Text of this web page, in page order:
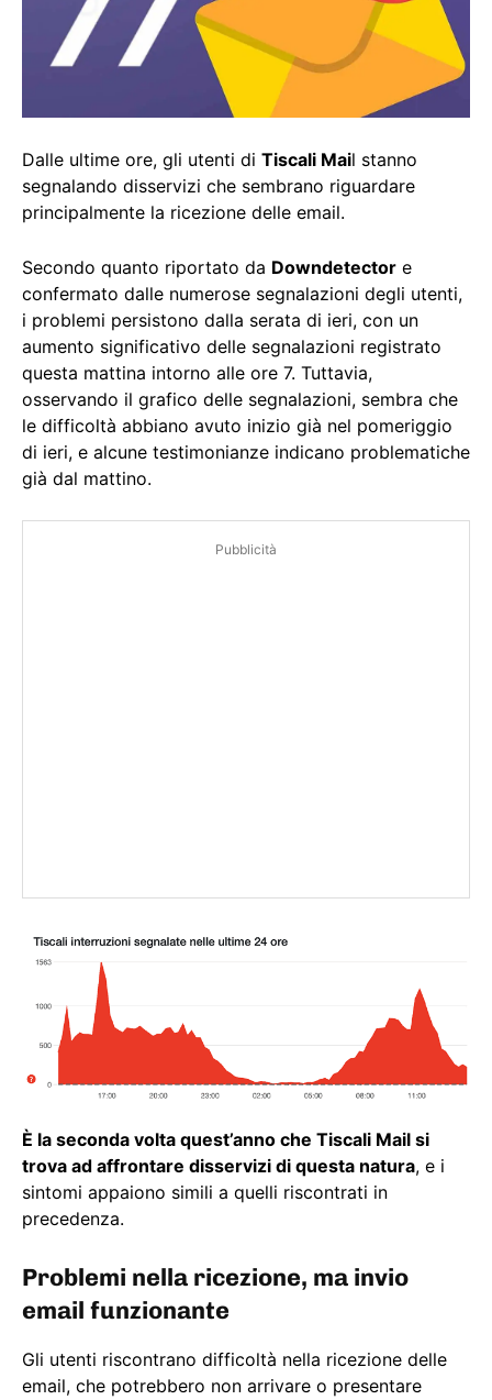
Dalle ultime ore, gli utenti di Tiscali Mail stanno
segnalando disservizi che sembrano riguardare
principalmente la ricezione delle email.
Secondo quanto riportato da Downdetector e
confermato dalle numerose segnalazioni degli utenti,
i problemi persistono dalla serata di ieri, con un
aumento significativo delle segnalazioni registrato
questa mattina intorno alle ore 7. Tuttavia,
osservando il grafico delle segnalazioni, sembra che
le difficoltà abbiano avuto inizio già nel pomeriggio
di ieri, e alcune testimonianze indicano problematiche
già dal mattino.
Pubblicità
È la seconda volta quest’anno che Tiscali Mail si
trova ad affrontare disservizi di questa natura, e i
sintomi appaiono simili a quelli riscontrati in
precedenza.
Problemi nella ricezione, ma invio
email funzionante
Gli utenti riscontrano difficoltà nella ricezione delle
email, che potrebbero non arrivare o presentare